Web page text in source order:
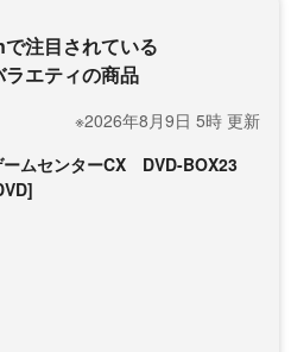
注目されている
エティの商品
※2026年8月9日 5時 更新
ームセンターCX DVD-BOX23